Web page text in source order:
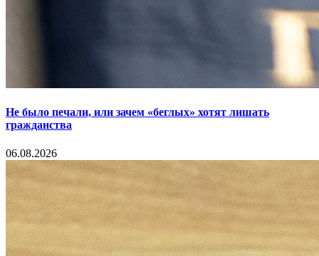
Не было печали, или зачем «беглых» хотят лишать
гражданства
06.08.2026